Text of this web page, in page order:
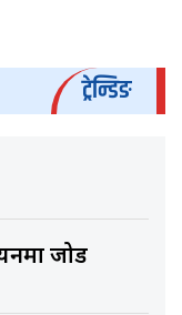
ट्रेन्डिङ
जोड